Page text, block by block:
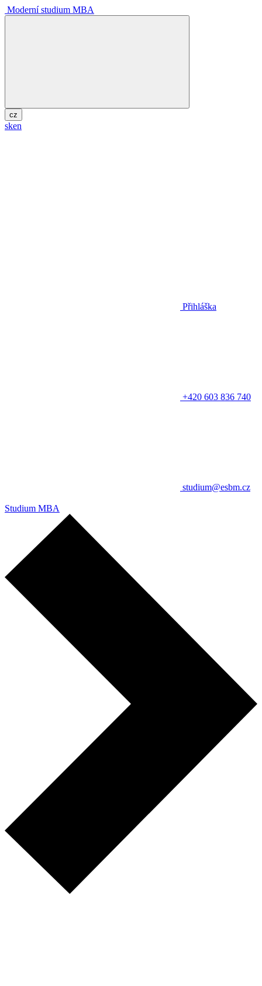
Moderní studium MBA
cz
sken
Přihláška
+420 603 836 740
studium@esbm.cz
Studium MBA